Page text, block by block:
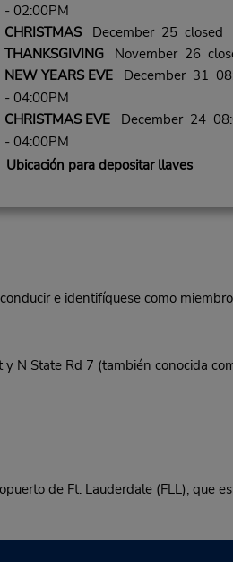
- 02:00PM
CHRISTMASDecember 25 closed
THANKSGIVINGNovember 26
NEW YEARS EVEDecember 31
- 04:00PM
CHRISTMAS EVEDecember 24
- 04:00PM
Ubicación para depositar llaves
e identifíquese como
N State Rd 7 (también conocida
de Ft. Lauderdale (FLL), que